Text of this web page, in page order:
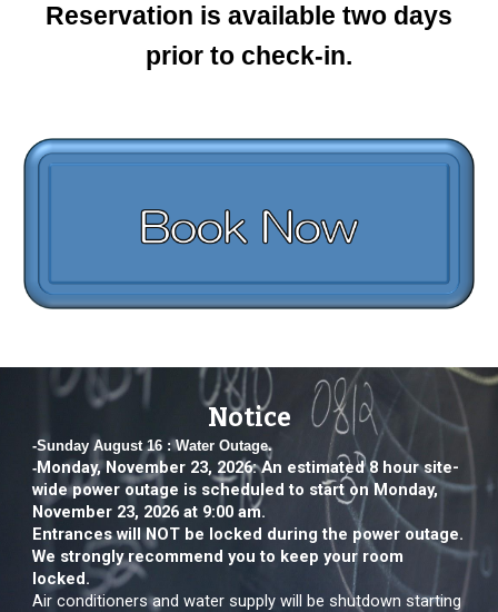
Reservation is available two days
prior to check-in.
Notice
-Sunday August 16 : Water Outage.
-Monday, November 23, 2026:An estimated 8 hour site-
wide power outage is scheduled to start on Monday,
November 23, 2026 at 9:00 am.
Entrances will NOT be locked during the power outage.
We strongly recommend you to keep your room
locked.
Air conditioners and water supply will be shutdown starting